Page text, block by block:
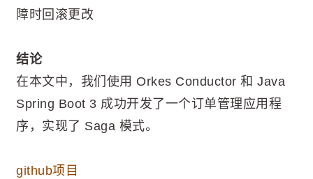
障时回滚更改
结论
在本文中，我们使用 Orkes Conductor 和 Java
Spring Boot 3 成功开发了一个订单管理应用程
序，实现了 Saga 模式。
github项目